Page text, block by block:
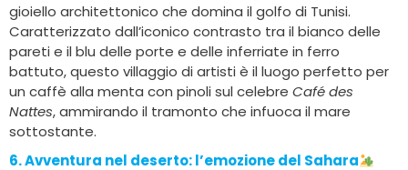
gioiello architettonico che domina il golfo di Tunisi.
Caratterizzato dall’iconico contrasto tra il bianco delle
pareti e il blu delle porte e delle inferriate in ferro
battuto, questo villaggio di artisti è il luogo perfetto per
un caffè alla menta con pinoli sul celebre Café des
Nattes, ammirando il tramonto che infuoca il mare
sottostante.
6. Avventura nel deserto:l’emozione del Sahara